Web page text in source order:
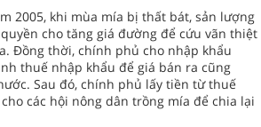
2005, khi mùa mía bị thất bát, sản lượng
cho tăng giá đường để cứu vãn thiệt
Đồng thời, chính phủ cho nhập khẩu
thuế nhập khẩu để giá bán ra cũng
Sau đó, chính phủ lấy tiền từ thuế
các hội nông dân trồng mía để chia lại